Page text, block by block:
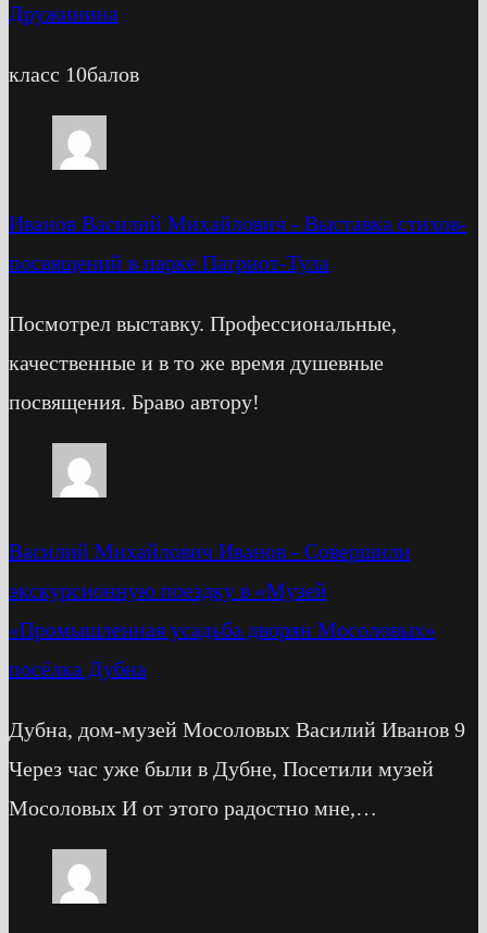
Дружинина
класс 10балов
Иванов Василий Михайлович - Выставка стихов-
посвящений в парке Патриот-Тула
Посмотрел выставку. Профессиональные,
качественные и в то же время душевные
посвящения. Браво автору!
Василий Михайлович Иванов - Cовершили
экскурсионную поездку в «Музей
«Промышленная усадьба дворян Мосоловых»
посёлка Дубна
Дубна, дом-музей Мосоловых Василий Иванов 9
Через час уже были в Дубне, Посетили музей
Мосоловых И от этого радостно мне,…